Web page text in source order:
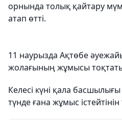
орнында толық қайтару
атап өтті.
11 наурызда Ақтөбе
жолағының жұмысы
Келесі күні қала
түнде ғана жұмыс істейтінін